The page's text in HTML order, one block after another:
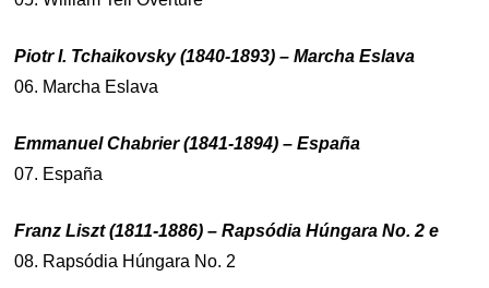
Piotr I. Tchaikovsky (1840-1893) – Marcha Eslava
06. Marcha Eslava
Emmanuel Chabrier (1841-1894) – España
07. España
Franz Liszt (1811-1886) – Rapsódia Húngara No. 2 e
08. Rapsódia Húngara No. 2